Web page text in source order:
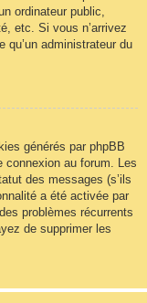
ordinateur public,
etc. Si vous n’arrivez
qu’un administrateur du
générés par phpBB
au forum. Les
des messages (s’ils
a été activée par
problèmes récurrents
de supprimer les